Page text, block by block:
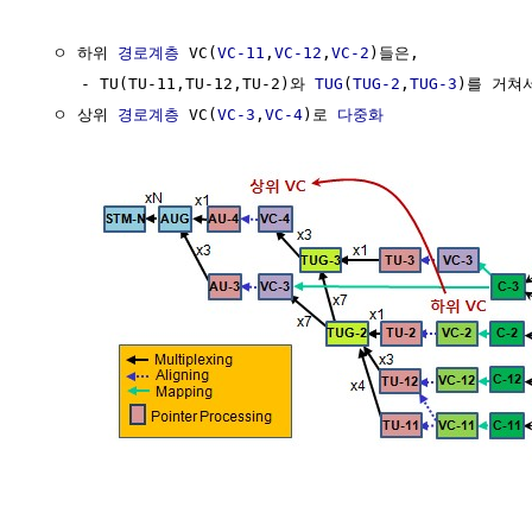
  ㅇ 하위
경로계층 VC(VC-11 , VC-12 , VC-2 )들은,
     - TU(TU-11,TU-12,TU-2)와
TUG (TUG-2 , TUG-3 )를 거쳐
  ㅇ 상위
경로계층 VC(VC-3 , VC-4)로 다중화